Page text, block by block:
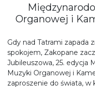
Organowej i
Gdy nad Tatrami zapada
spokojem, Zakopane
Jubileuszowa, 25. edycja
Muzyki Organowej i
zaproszenie do świata,